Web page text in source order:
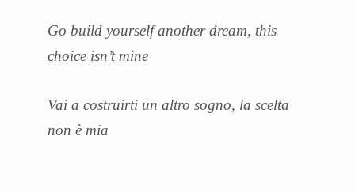
Go build yourself another dream, this
choice isn’t mine
Vai a costruirti un altro sogno, la scelta
non è mia